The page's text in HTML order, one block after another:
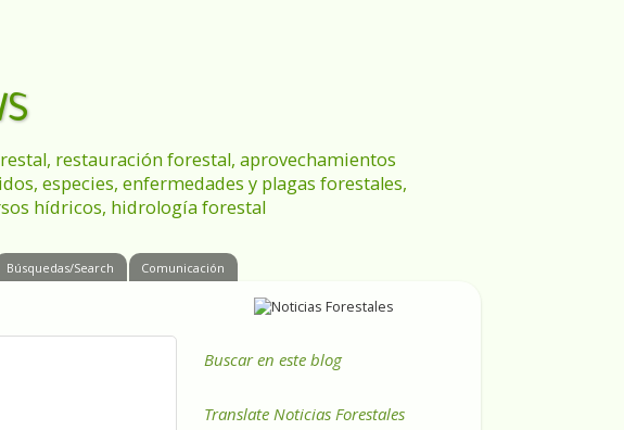
restauración forestal, aprovechamientos
especies, enfermedades y plagas forestales,
hídricos, hidrología forestal
Búsquedas/Search Comunicación
Buscar en este blog
Translate Noticias Forestales